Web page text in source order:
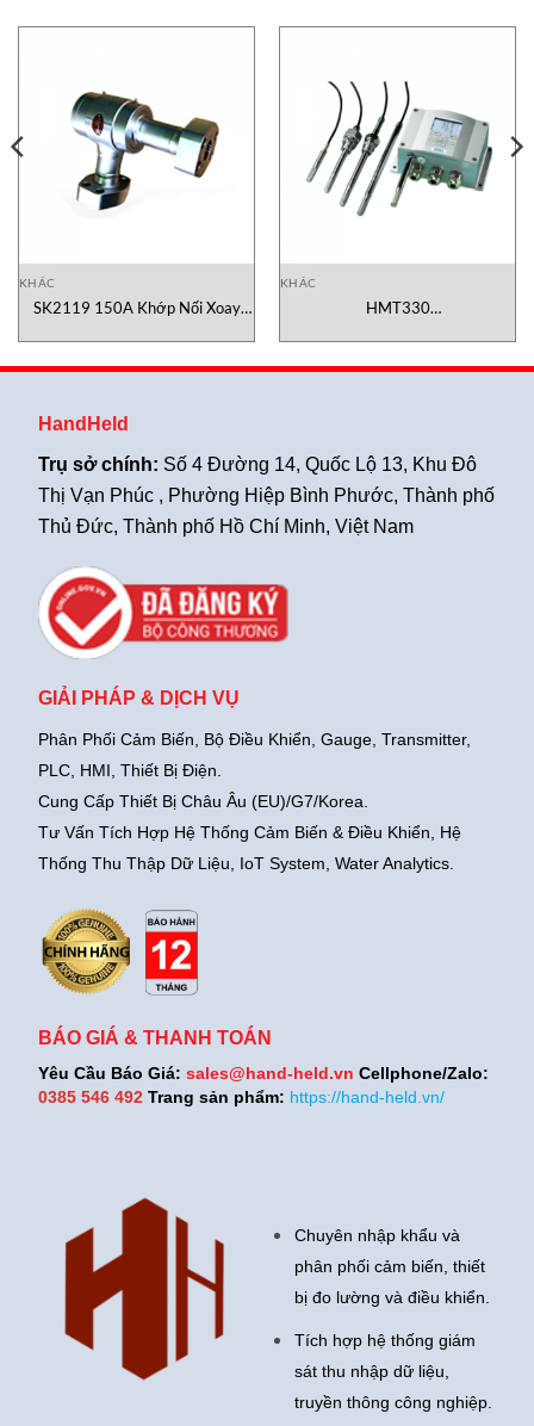
KHÁC
SK2119 150A Khớp Nối Xoay
KHÁC
HMT330
Vaisala
HandHeld
Trụ sở chính: Số 4 Đường 14, Quốc Lộ 13, Khu Đô
Thị Vạn Phúc , Phường Hiệp Bình Phước, Thành phố
Thủ Đức, Thành phố Hồ Chí Minh, Việt Nam
GIẢI PHÁP & DỊCH VỤ
Phân Phối Cảm Biến, Bộ Điều Khiển, Gauge, Transmitter,
PLC, HMI, Thiết Bị Điện.
Cung Cấp Thiết Bị Châu Âu (EU)/G7/Korea.
Tư Vấn Tích Hợp Hệ Thống Cảm Biến & Điều Khiển, Hệ
Thống Thu Thập Dữ Liệu, IoT System, Water Analytics.
BÁO GIÁ & THANH TOÁN
Yêu Cầu Báo Giá: sales@hand-held.vn Cellphone/Zalo:
0385 546 492Trang sản phẩm: https://hand-held.vn/
Chuyên nhập khẩu và
phân phối cảm biến, thiết
bị đo lường và điều khiển.
Tích hợp hệ thống giám
sát thu nhập dữ liệu,
truyền thông công nghiệp.